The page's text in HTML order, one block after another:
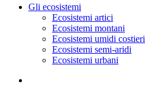
Gli ecosistemi
Ecosistemi artici
Ecosistemi montani
Ecosistemi umidi costieri
Ecosistemi semi-aridi
Ecosistemi urbani